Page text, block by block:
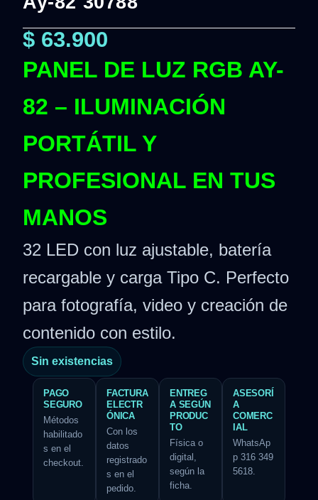
$ 63.900
PANEL DE LUZ RGB AY-
82 – ILUMINACIÓN
PORTÁTIL Y
PROFESIONAL EN TUS
MANOS
32 LED con luz ajustable, batería
recargable y carga Tipo C. Perfecto
para fotografía, video y creación de
contenido con estilo.
Sin existencias
PAGO
SEGURO
Métodos
habilitado
s en el
checkout.
FACTURA
ELECTR
ÓNICA
Con los
datos
registrado
s en el
pedido.
ENTREG
A SEGÚN
PRODUC
TO
Física o
digital,
según la
ficha.
ASESORÍ
A
COMERC
IAL
WhatsAp
p 316 349
5618.